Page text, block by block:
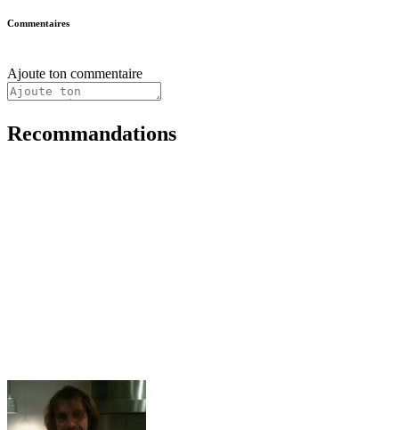
Commentaires
Ajoute ton commentaire
Recommandations